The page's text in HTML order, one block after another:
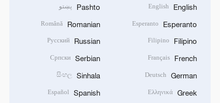
English
English
Esperanto
Esperanto
Filipino
Filipino
French
Français
German
Deutsch
Greek
Ελληνικά
Pashto پښتو
Romanian
Română
Russian
Русский
Serbian
Српски
Sinhala
සිංහල
Spanish
Español